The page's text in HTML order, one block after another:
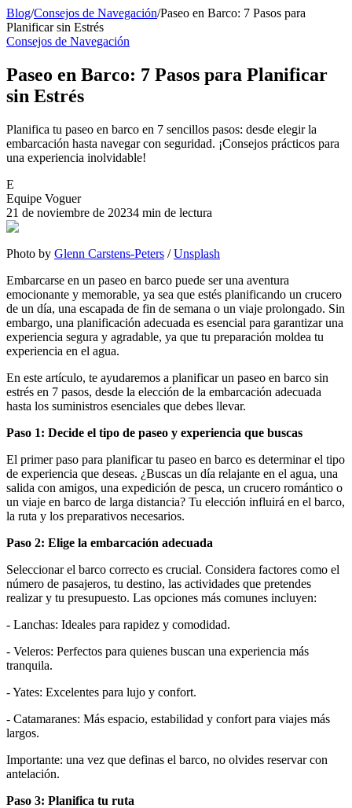
Blog/Consejos de Navegación/Paseo en Barco: 7 Pasos para
Planificar sin Estrés
Consejos de Navegación
Paseo en Barco: 7 Pasos para Planificar
sin Estrés
Planifica tu paseo en barco en 7 sencillos pasos: desde elegir la
embarcación hasta navegar con seguridad. ¡Consejos prácticos para
una experiencia inolvidable!
E
Equipe Voguer
21 de noviembre de 20234 min de lectura
Photo by Glenn Carstens-Peters /Unsplash
Embarcarse en un paseo en barco puede ser una aventura
emocionante y memorable, ya sea que estés planificando un crucero
de un día, una escapada de fin de semana o un viaje prolongado. Sin
embargo, una planificación adecuada es esencial para garantizar una
experiencia segura y agradable, ya que tu preparación moldea tu
experiencia en el agua.
En este artículo, te ayudaremos a planificar un paseo en barco sin
estrés en 7 pasos, desde la elección de la embarcación adecuada
hasta los suministros esenciales que debes llevar.
Paso 1: Decide el tipo de paseo y experiencia que buscas
El primer paso para planificar tu paseo en barco es determinar el tipo
de experiencia que deseas. ¿Buscas un día relajante en el agua, una
salida con amigos, una expedición de pesca, un crucero romántico o
un viaje en barco de larga distancia? Tu elección influirá en el barco,
la ruta y los preparativos necesarios.
Paso 2: Elige la embarcación adecuada
Seleccionar el barco correcto es crucial. Considera factores como el
número de pasajeros, tu destino, las actividades que pretendes
realizar y tu presupuesto. Las opciones más comunes incluyen:
- Lanchas: Ideales para rapidez y comodidad.
- Veleros: Perfectos para quienes buscan una experiencia más
tranquila.
- Yates: Excelentes para lujo y confort.
- Catamaranes: Más espacio, estabilidad y confort para viajes más
largos.
Importante: una vez que definas el barco, no olvides reservar con
antelación.
Paso 3: Planifica tu ruta